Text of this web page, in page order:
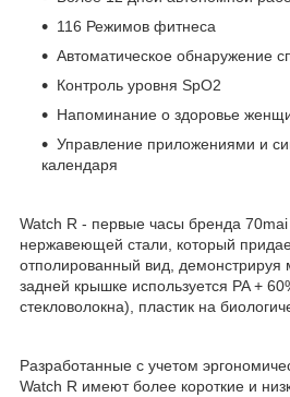
116 Режимов фитнеса
Автоматическое обнаружение
Контроль уровня SpO2
Напоминание о здоровье
Управление приложениями и
календаря
Watch R - первые часы бренда 70mai
нержавеющей стали, который
отполированный вид, демонстрируя
задней крышке используется PA +
стекловолокна), пластик на
Разработанные с учетом
Watch R имеют более короткие и